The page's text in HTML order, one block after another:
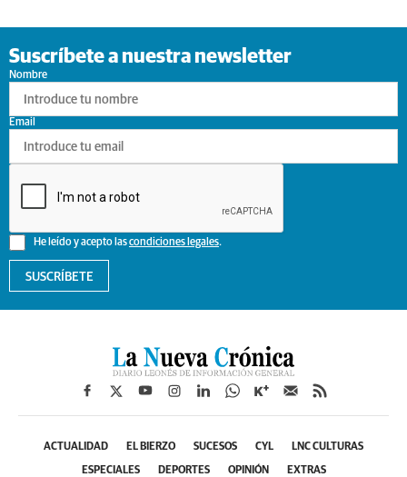
Suscríbete a nuestra newsletter
Nombre
He leído y acepto lascondiciones legales.
Email
SUSCRÍBETE
ACTUALIDAD EL BIERZO SUCESOS CYL LNC CULTURAS
ESPECIALES DEPORTES OPINIÓN EXTRAS